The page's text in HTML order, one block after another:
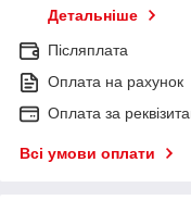
Детальніше
Післяплата
Оплата на рахунок
Оплата за
Всі умови оплати